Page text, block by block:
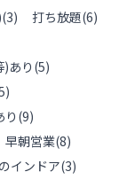
(3) 打ち放題(6)
あり (5)
)
り(9)
早朝営業(8)
インドア(3)